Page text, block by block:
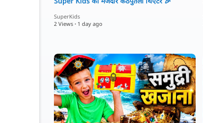
SuperKids
2 Views · 1 day ago